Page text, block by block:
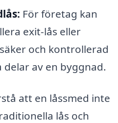
För företag kan
exit-lås eller
och kontrollerad
av en byggnad.
att en låssmed inte
lås och